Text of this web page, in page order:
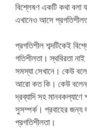
বিশ্লেষণ একটি কথা বলা
এখানেও আসে
প্রগতিশীল শব্দটিকেই
গতিশীলতা। স্থবিরতা
সমস্যা সেখানে। কেউ
আরো কত কি। কেউ বলেন-
দ্রব্যাদি সহ
সুসম্পর্ক। প্রবাহের জন্য
প্রগতিশীলতা। ‌